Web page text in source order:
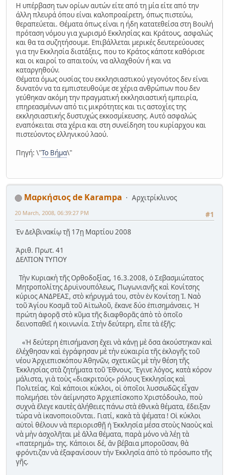
H υπέρβαση των ορίων αυτών είτε από τη μία είτε από την
άλλη πλευρά όπου είναι καλοπροαίρετη, όπως πιστεύω,
θεραπεύεται. Θέματα όπως είναι η ήδη κατατεθείσα στη Βουλή
πρόταση νόμου για χωρισμό Εκκλησίας και Κράτους, ασφαλώς
και θα τα συζητήσουμε. Επιβάλλεται μερικές δευτερεύουσες
για την Εκκλησία διατάξεις, που το Κράτος κάποτε καθόρισε
και οι καιροί το απαιτούν, να αλλαχθούν ή και να
καταργηθούν.
Θέματα όμως ουσίας του εκκλησιαστικού γεγονότος δεν είναι
δυνατόν να τα εμπιστευθούμε σε χέρια ανθρώπων που δεν
γεύθηκαν ακόμη την πραγματική εκκλησιαστική εμπειρία,
επηρεασμένων από τις μικρότητες και τις αστοχίες της
εκκλησιαστικής δυστυχώς εκκοσμίκευσης. Αυτό ασφαλώς
εναπόκειται στα χέρια και στη συνείδηση του κυρίαρχου και
πιστεύοντος ελληνικού λαού.
Πηγή: \"Το Βήμα\"
Μαρκήσιος de Karampa
Αρχιτρίκλινος
#1
20 March, 2008, 06:39:27 PM
Ἐν Δελβινακίῳ τῇ 17ῃ Μαρτίου 2008
Ἀριθ. Πρωτ. 41
ΔΕΛΤΙΟΝ ΤΥΠΟΥ
Τὴν Κυριακὴ τῆς Ορθοδοξίας, 16.3.2008, ὁ Σεβασμιώτατος
Μητροπολίτης Δρυϊνουπόλεως, Πωγωνιανῆς καὶ Κονίτσης
κύριος ΑΝΔΡΕΑΣ, στὸ κήρυγμά του, στὸν ἐν Κονίτσῃ Ἱ. Ναὸ
τοῦ Ἁγίου Κοσμᾶ τοῦ Αἰτωλοῦ, ἔκανε δύο ἐπισημάνσεις. Ἡ
πρώτη ἀφορᾷ στὸ κῦμα τῆς διαφθορᾶς ἀπὸ τὸ ὁποῖο
δεινοπαθεῖ ἡ κοινωνία. Στὴν δεύτερη, εἶπε τὰ ἑξῆς:
«Ἡ δεύτερη ἐπισήμανση ἔχει νὰ κάνῃ μὲ ὅσα ἀκούστηκαν καὶ
ἐλέχθησαν καὶ ἐγράφησαν μὲ τὴν εὐκαιρία τῆς ἐκλογῆς τοῦ
νέου Ἀρχιεπισκόπου Ἀθηνῶν, σχετικῶς μὲ τὴν θέση τῆς
Ἐκκλησίας στὰ ζητήματα τοῦ Ἔθνους. Ἔγινε λόγος, κατὰ κόρον
μάλιστα, γιὰ τοὺς «διακριτούς» ρόλους Ἐκκλησίας καὶ
Πολιτείας. Καὶ κάποιοι κύκλοι, οἱ ὁποῖοι λυσσωδῶς εἶχαν
πολεμήσει τὸν ἀείμνηστο Ἀρχιεπίσκοπο Χριστόδουλο, ποὺ
συχνὰ ἔλεγε καυτὲς ἀλήθειες πάνω στὰ ἐθνικὰ θέματα, ἔδειξαν
τώρα νὰ ἱκανοποιοῦνται. Γιατί, κακὰ τὰ ψέματα ! Οἱ κύκλοι
αὐτοὶ θέλουν νὰ περιορισθῇ ἡ Ἐκκλησία μέσα στοὺς Ναοὺς καὶ
νὰ μὴν ἀσχολῆται μὲ ἄλλα θέματα, παρὰ μόνο νὰ λέῃ τὰ
«πατερημά» της. Κάποιοι δέ, ἄν βέβαια μποροῦσαν, θὰ
φρόντιζαν νὰ ἐξαφανίσουν τὴν Ἐκκλησία ἀπὸ τὸ πρόσωπο τῆς
γῆς.